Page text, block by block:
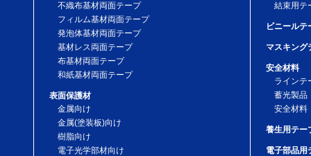
本個人情報保
します。
愛知県豊橋市
日東電工ベー
Email：
不織布基材両面テープ
フィルム基材両面テープ
発泡体基材両面テープ
基材レス両面テープ
布基材両面テープ
和紙基材両面テープ
表面保護材
金属向け
金属(塗装板)向け
樹脂向け
電子光学部材向け
結束用テ
ビニールテ
マスキング
安全材料
ラインテ
蓄光製品
安全材料
養生用テー
電子部品用